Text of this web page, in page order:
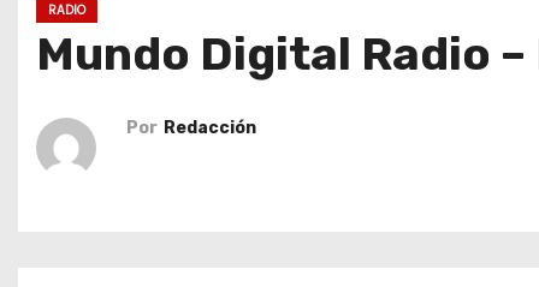
RADIO
Mundo Digital Radio
Por Redacción